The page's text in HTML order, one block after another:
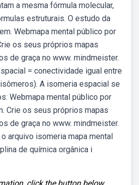
a mesma fórmula molecular,
estruturais. O estudo da
Webmapa mental público por
os seus próprios mapas
de graça no www. mindmeister.
= conectividade igual entre
A isomeria espacial se
Webmapa mental público por
Crie os seus próprios mapas
de graça no www. mindmeister.
arquivo isomeria mapa mental
de química orgânica i